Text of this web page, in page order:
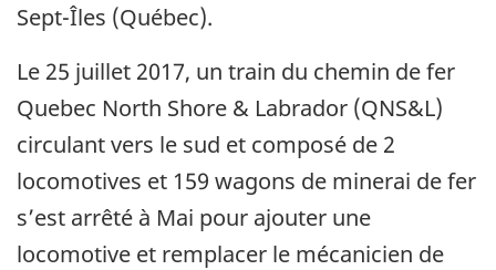
Sept-Îles (Québec).
Le 25 juillet 2017, un train du chemin de fer
Quebec North Shore & Labrador (QNS&L)
circulant vers le sud et composé de 2
locomotives et 159 wagons de minerai de fer
s’est arrêté à Mai pour ajouter une
locomotive et remplacer le mécanicien de